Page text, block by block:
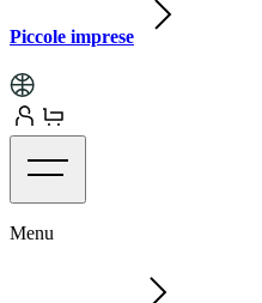
Piccole imprese
Menu